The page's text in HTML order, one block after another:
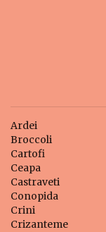
Ardei
Broccoli
Cartofi
Ceapa
Castraveti
Conopida
Crini
Crizanteme